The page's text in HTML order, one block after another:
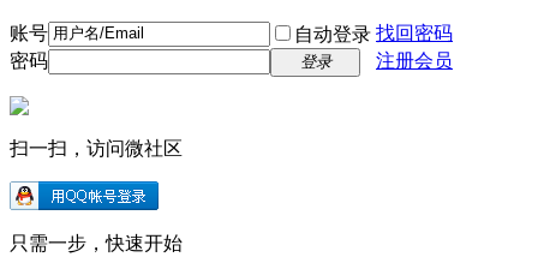
账号 自动登录 找回密码
密码
登录 注册会员
扫一扫，访问微社区
只需一步，快速开始